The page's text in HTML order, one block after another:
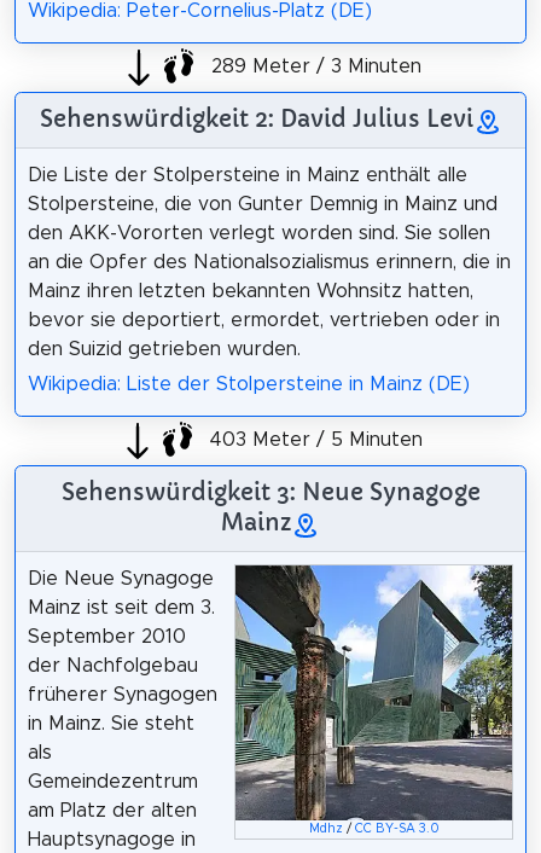
Wikipedia: Peter-Cornelius-Platz (DE)
289 Meter / 3 Minuten
Sehenswürdigkeit 2: David Julius Levi
Die Liste der Stolpersteine in Mainz enthält alle
Stolpersteine, die von Gunter Demnig in Mainz und
den AKK-Vororten verlegt worden sind. Sie sollen
an die Opfer des Nationalsozialismus erinnern, die in
Mainz ihren letzten bekannten Wohnsitz hatten,
bevor sie deportiert, ermordet, vertrieben oder in
den Suizid getrieben wurden.
Wikipedia: Liste der Stolpersteine in Mainz (DE)
403 Meter / 5 Minuten
Sehenswürdigkeit 3: Neue Synagoge
Mainz
Mdhz / CC BY-SA 3.0
Die Neue Synagoge
Mainz ist seit dem 3.
September 2010
der Nachfolgebau
früherer Synagogen
in Mainz. Sie steht
als
Gemeindezentrum
am Platz der alten
Hauptsynagoge in